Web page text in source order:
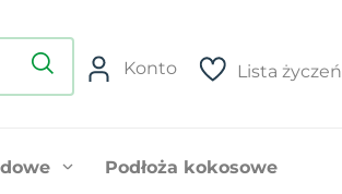
Konto Lista życzeń
Podłoża kokosowe